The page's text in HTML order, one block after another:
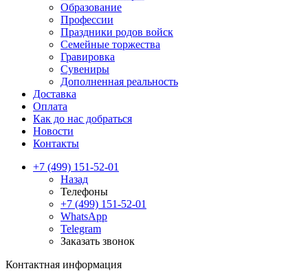
Образование
Профессии
Праздники родов войск
Семейные торжества
Гравировка
Сувениры
Дополненная реальность
Доставка
Оплата
Как до нас добраться
Новости
Контакты
+7 (499) 151-52-01
Назад
Телефоны
+7 (499) 151-52-01
WhatsApp
Telegram
Заказать звонок
Контактная информация